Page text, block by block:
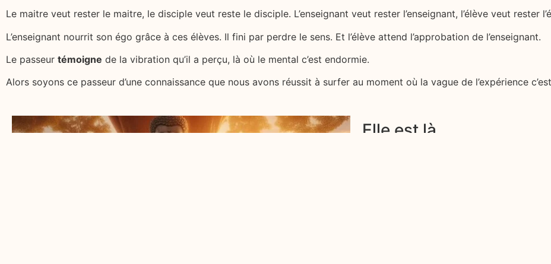
Le maitre veut rester le maitre, le disciple veut reste le disciple. L’enseignant veut rester l’enseignant, l’élève veut rester
L’enseignant nourrit son égo grâce à ces élèves. Il fini par perdre le sens. Et l’élève attend l’approbation de l’enseignant.
Le passeur témoigne de la vibration qu’il a perçu, là où le mental c’est endormie.
Alors soyons ce passeur d’une connaissance que nous avons réussit à surfer au moment où la vague de l’expérience
Elle est là